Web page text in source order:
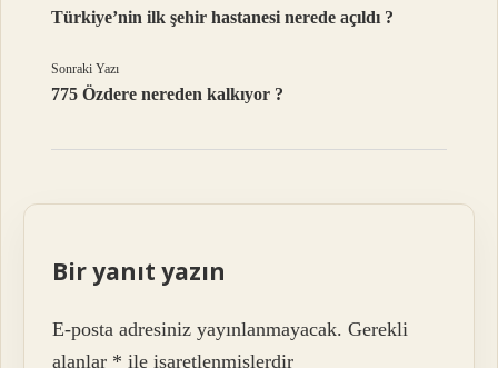
Türkiye’nin ilk şehir hastanesi nerede açıldı ?
Sonraki Yazı
775 Özdere nereden kalkıyor ?
Bir yanıt yazın
E-posta adresiniz yayınlanmayacak. Gerekli
alanlar * ile işaretlenmişlerdir